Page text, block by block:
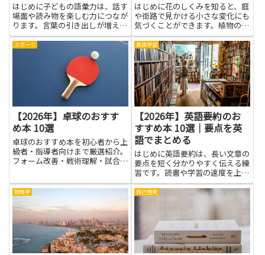
はじめに子どもの語彙力は、話す
場面や読み物を楽しむ力につなが
ります。言葉の引き出しが増える
と、伝えたいことを伝えやすくな
り、友だちとの会話や学習にも役
立ちます。本を選ぶときは、難し
すぎず、身近な生活の場面を描く
作品を選ぶと、子どもが楽しく
はじめに花のしくみを知ると、庭
や街路で見かける小さな変化にも
気づくことができます。植物の繁
殖を理解することで、花がどう役
割を果たすのか、受粉や種の作ら
れ方がなぜ大切なのかが見えてき
ます。本では、身近な花の例や実
験のアイデアを通じて、難しい
用...
スポーツ
【2026年】卓球のおすす
め本 10選
卓球のおすすめ本を初心者から上
級者・指導者向けまで厳選紹介。
フォーム改善・戦術理解・試合力
英語学習
【2026年】英語要約のお
すすめ本 10選｜要点を英
語でまとめる
はじめに英語要約は、長い文章の
要点を短く分かりやすく伝える練
習です。読書や学習の速度を上
げ、海外の情報を素早く把握する
力を育てます。英語の本を読み進
めるとき、筆者の主張、根拠、結
論の三つを見つけ、それを自分の
言葉で要点としてまとめる練習を
物理学 自己啓発